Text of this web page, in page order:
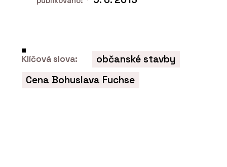
Klíčová slova:
občanské stavby
Cena Bohuslava Fuchse